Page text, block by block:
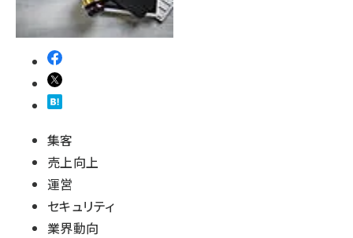
集客
売上向上
運営
セキュリティ
業界動向